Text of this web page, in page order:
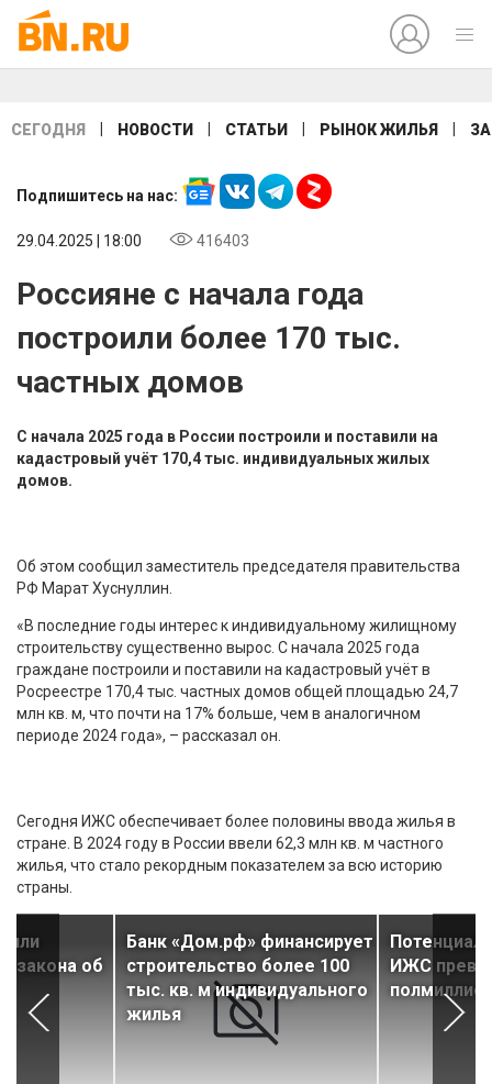
СЕГОДНЯ НОВОСТИ СТАТЬИ РЫНОК ЖИЛЬЯ
Подпишитесь на нас:
29.04.2025 | 18:00 416403
Россияне с начала года
построили более 170 тыс.
частных домов
С начала 2025 года в России построили и поставили на
кадастровый учёт 170,4 тыс. индивидуальных жилых
домов.
Об этом сообщил заместитель председателя правительства
РФ Марат Хуснуллин.
«В последние годы интерес к индивидуальному жилищному
строительству существенно вырос. С начала 2025 года
граждане построили и поставили на кадастровый учёт в
Росреестре 170,4 тыс. частных домов общей площадью 24,7
млн кв. м, что почти на 17% больше, чем в аналогичном
периоде 2024 года», – рассказал он.
Сегодня ИЖС обеспечивает более половины ввода жилья в
стране. В 2024 году в России ввели 62,3 млн кв. м частного
жилья, что стало рекордным показателем за всю историю
страны.
закона об
Банк «Дом.рф» финансирует
строительство более 100
тыс. кв. м индивидуального
жилья
ИЖС